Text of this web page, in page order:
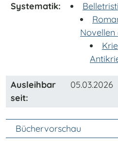
Systematik:
Novellen
Ausleihbar
seit:
05.03.2026
Unter Navigation
Büchervorschau